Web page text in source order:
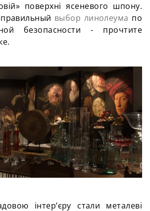
поверхні ясеневого шпону.
выбор линолеума по
безопасности - прочтите
інтер’єру стали металеві